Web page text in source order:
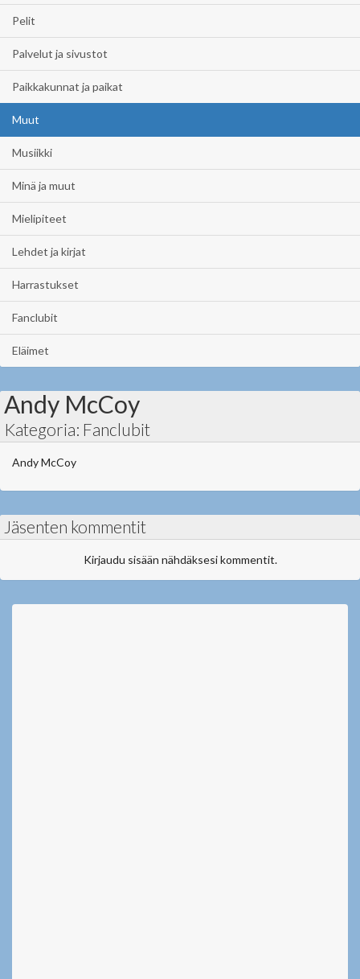
Pelit
Palvelut ja sivustot
Paikkakunnat ja paikat
Muut
Musiikki
Minä ja muut
Mielipiteet
Lehdet ja kirjat
Harrastukset
Fanclubit
Eläimet
Andy McCoy
Kategoria: Fanclubit
Andy McCoy
Jäsenten kommentit
Kirjaudu sisään nähdäksesi kommentit.